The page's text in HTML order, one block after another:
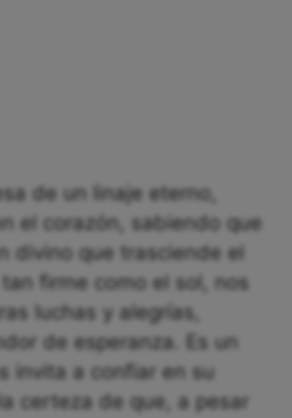
de un linaje eterno,
el corazón, sabiendo que
divino que trasciende el
firme como el sol, nos
luchas y alegrías,
de esperanza. Es un
invita a confiar en su
certeza de que, a pesar